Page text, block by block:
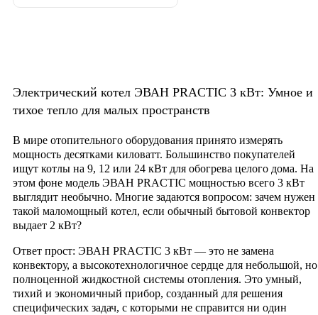
Электрический котел ЭВАН PRACTIC 3 кВт: Умное и
тихое тепло для малых пространств
В мире отопительного оборудования принято измерять
мощность десятками киловатт. Большинство покупателей
ищут котлы на 9, 12 или 24 кВт для обогрева целого дома. На
этом фоне модель ЭВАН PRACTIC мощностью всего 3 кВт
выглядит необычно. Многие задаются вопросом: зачем нужен
такой маломощный котел, если обычный бытовой конвектор
выдает 2 кВт?
Ответ прост: ЭВАН PRACTIC 3 кВт — это не замена
конвектору, а высокотехнологичное сердце для небольшой, но
полноценной жидкостной системы отопления. Это умный,
тихий и экономичный прибор, созданный для решения
специфических задач, с которыми не справится ни один